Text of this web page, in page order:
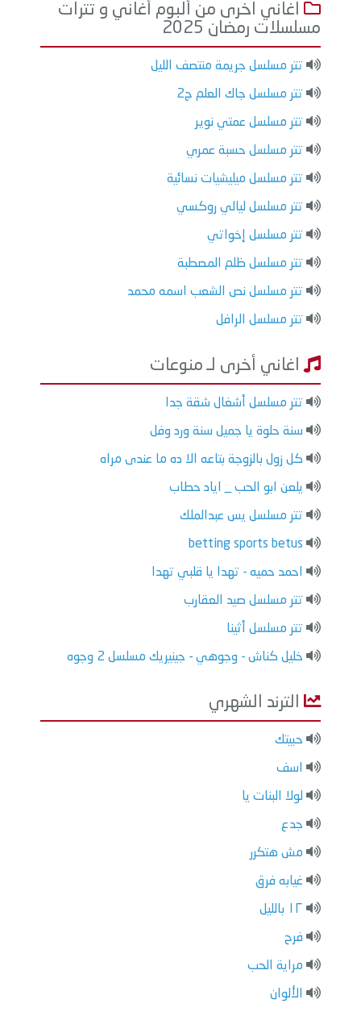
اغاني اخرى من ألبوم أغاني و تترات
مسلسلات رمضان 2025
تتر مسلسل جريمة منتصف الليل
تتر مسلسل جاك العلم ج2
تتر مسلسل عمتي نوير
تتر مسلسل حسبة عمري
تتر مسلسل ميليشيات نسائية
تتر مسلسل ليالي روكسي
تتر مسلسل إخواتي
تتر مسلسل ظلم المصطبة
تتر مسلسل نص الشعب اسمه محمد
تتر مسلسل الرافل
اغاني أخرى لـ منوعات
تتر مسلسل أشغال شقة جدا
سنة حلوة يا جميل سنة ورد وفل
كل زول بالزوجة بتاعه الا ده ما عندى مراه
يلعن ابو الحب _ اياد حطاب
تتر مسلسل يس عبدالملك
betting sports betus
احمد حميه - تهدا يا قلبي تهدا
تتر مسلسل صيد العقارب
تتر مسلسل أثينا
خليل كناش - وجوهي - جينيريك مسلسل 2 وجوه
الترند الشهري
حبيتك
اسف
لولا البنات يا
جدع
مش هتكرر
غيابه فرق
١٢ بالليل
فرح
مراية الحب
الألوان